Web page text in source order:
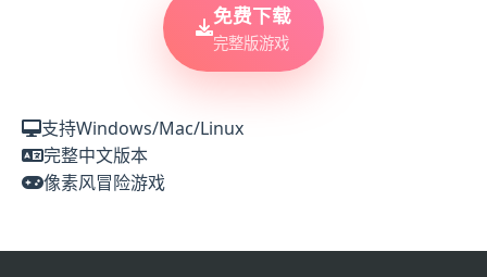
免费下载
完整版游戏
支持Windows/Mac/Linux
完整中文版本
像素风冒险游戏